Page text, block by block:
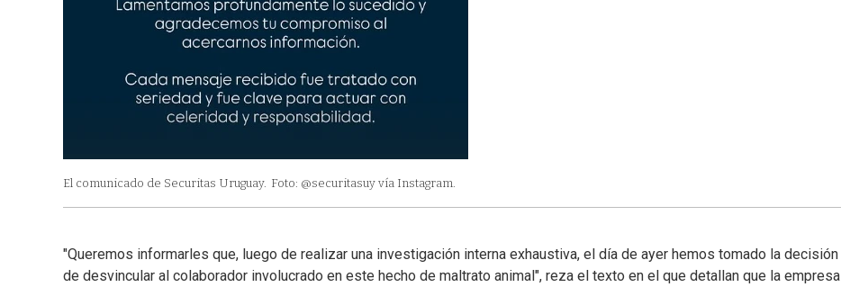
El comunicado de Securitas Uruguay. Foto: @securitasuy vía Instagram.
"Queremos informarles que, luego de realizar una investigación interna exhaustiva, el día de ayer hemos tomado la decisión
de desvincular al colaborador involucrado en este hecho de maltrato animal", reza el texto en el que detallan que la empresa